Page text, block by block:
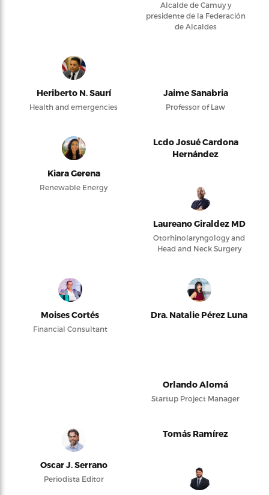
Alcalde de Camuy y
presidente de la Federación
de Alcaldes
Heriberto N. Saurí
Health and emergencies
Jaime Sanabria
Professor of Law
Kiara Gerena
Renewable Energy
Lcdo Josué Cardona
Hernández
Laureano Giraldez MD
Otorhinolaryngology and
Head and Neck Surgery
Moises Cortés
Financial Consultant
Dra. Natalie Pérez Luna
Orlando Alomá
Startup Project Manager
Oscar J. Serrano
Periodista Editor
Tomás Ramírez